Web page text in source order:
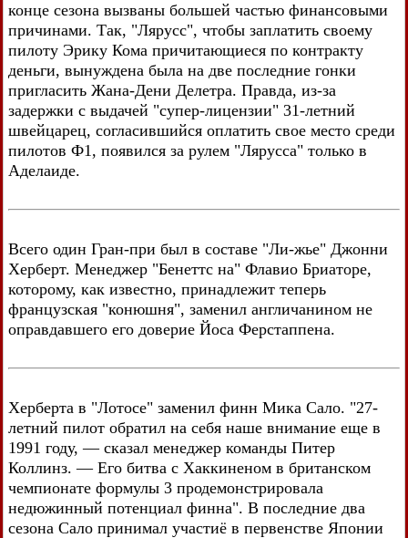
конце сезона вызваны большей частью финансовыми
причинами. Так, "Лярусс", чтобы заплатить своему
пилоту Эрику Кома причитающиеся по контракту
деньги, вынуждена была на две последние гонки
пригласить Жана-Дени Делетра. Правда, из-за
задержки с выдачей "супер-лицензии" 31-летний
швейцарец, согласившийся оплатить свое место среди
пилотов Ф1, появился за рулем "Лярусса" только в
Аделаиде.
Всего один Гран-при был в составе "Ли-жье" Джонни
Херберт. Менеджер "Бенеттс на" Флавио Бриаторе,
которому, как известно, принадлежит теперь
французская "конюшня", заменил англичанином не
оправдавшего его доверие Йоса Ферстаппена.
Херберта в "Лотосе" заменил финн Мика Сало. "27-
летний пилот обратил на себя наше внимание еще в
1991 году, — сказал менеджер команды Питер
Коллинз. — Его битва с Хаккиненом в британском
чемпионате формулы 3 продемонстрировала
недюжинный потенциал финна". В последние два
сезона Сало принимал участиё в первенстве Японии